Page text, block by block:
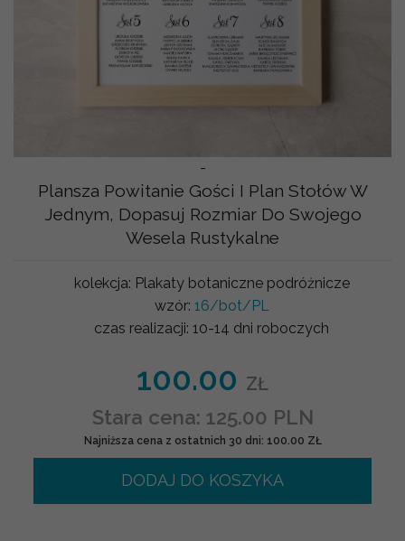
-
Plansza Powitanie Gości I Plan Stołów W
Jednym, Dopasuj Rozmiar Do Swojego
Wesela Rustykalne
kolekcja: Plakaty botaniczne podróżnicze
wzór: 16/bot/PL
czas realizacji: 10-14 dni roboczych
100.00 ZŁ
Stara cena: 125.00 PLN
Najniższa cena z ostatnich 30 dni: 100.00 ZŁ
DODAJ DO KOSZYKA